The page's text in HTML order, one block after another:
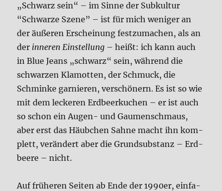
„Schwarz sein“ – im Sin­ne der Sub­kul­tur
“Schwar­ze Sze­ne” – ist für mich weni­ger an
der äuße­ren Erschei­nung fest­zu­ma­chen, als an
der inne­ren Ein­stel­lung – heißt: ich kann auch
in Blue Jeans „schwarz“ sein, wäh­rend die
schwar­zen Kla­mot­ten, der Schmuck, die
Schmin­ke gar­nie­ren, ver­schö­nern. Es ist so wie
mit dem lecke­ren Erd­beer­ku­chen – er ist auch
so schon ein Augen- und Gau­men­schmaus,
aber erst das Häub­chen Sah­ne macht ihn kom­
plett, ver­än­dert aber die Grund­sub­stanz – Erd­
bee­re – nicht.
Auf frü­he­ren Sei­ten ab Ende der 1990er, ein­fa­